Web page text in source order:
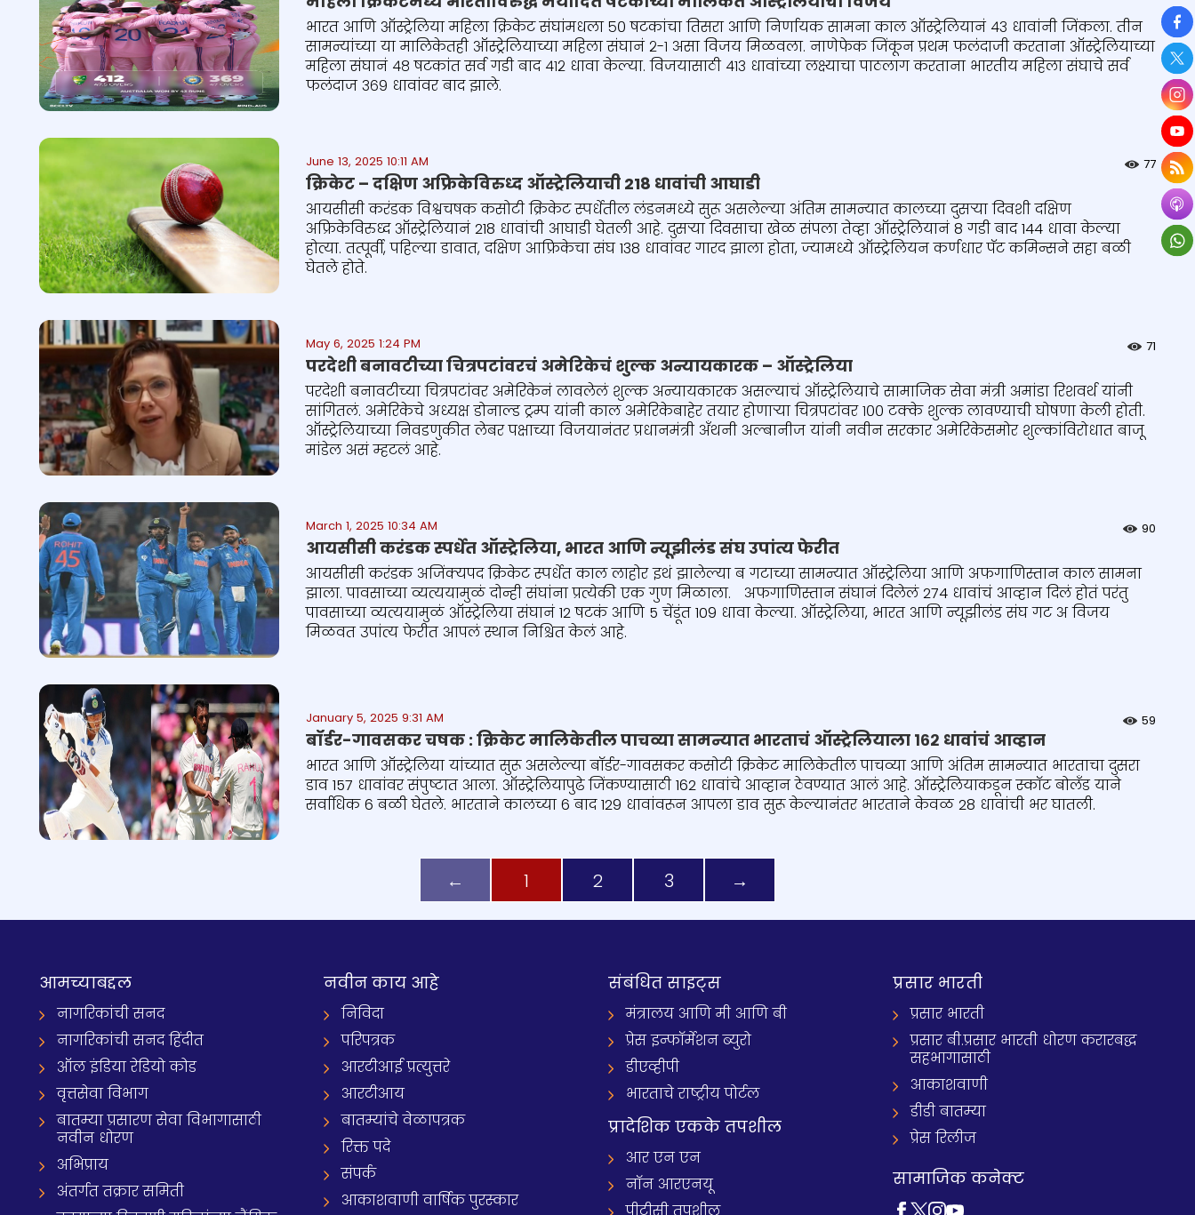
भारत आणि ऑस्ट्रेलिया महिला क्रिकेट संघांमधला ५० षटकांचा तिसरा आणि निर्णायक सामना काल ऑस्ट्रेलियानं ४३ धावांनी जिंकला. तीन
सामन्यांच्या या मालिकेतही ऑस्ट्रेलियाच्या महिला संघानं २-१ असा विजय मिळवला. नाणेफेक जिंकून प्रथम फलंदाजी करताना ऑस्ट्रेलियाच्या
महिला संघानं ४८ षटकांत सर्व गडी बाद ४१२ धावा केल्या. विजयासाठी ४१३ धावांच्या लक्ष्याचा पाठलाग करताना भारतीय महिला संघाचे सर्व
फलंदाज ३६९ धावांवर बाद झाले.
bat on green grass of cricket
pitch
June 13, 2025 10:11 AM 77
क्रिकेट – दक्षिण अफ्रिकेविरुध्द ऑस्ट्रेलियाची 218 धावांची आघाडी
आयसीसी करंडक विश्वचषक कसोटी क्रिकेट स्पर्धेतील लंडनमध्ये सुरू असलेल्या अंतिम सामन्यात कालच्या दुसऱ्या दिवशी दक्षिण
अफ्रिकेविरुध्द ऑस्ट्रेलियानं 218 धावांची आघाडी घेतली आहे. दुसऱ्या दिवसाचा खेळ संपला तेव्हा ऑस्ट्रेलियानं 8 गडी बाद 144 धावा केल्या
होत्या. तत्पूर्वी, पहिल्या डावात, दक्षिण आफ्रिकेचा संघ 138 धावांवर गारद झाला होता, ज्यामध्ये ऑस्ट्रेलियन कर्णधार पॅट कमिन्सने सहा बळी
घेतले होते.
May 6, 2025 1:24 PM 71
परदेशी बनावटीच्या चित्रपटांवरचं अमेरिकेचं शुल्क अन्यायकारक – ऑस्ट्रेलिया
परदेशी बनावटीच्या चित्रपटांवर अमेरिकेनं लावलेलं शुल्क अन्यायकारक असल्याचं ऑस्ट्रेलियाचे सामाजिक सेवा मंत्री अमांडा रिशवर्थ यांनी
सांगितलं. अमेरिकेचे अध्यक्ष डोनाल्ड ट्रम्प यांनी काल अमेरिकेबाहेर तयार होणाऱ्या चित्रपटांवर १०० टक्के शुल्क लावण्याची घोषणा केली होती.
ऑस्ट्रेलियाच्या निवडणुकीत लेबर पक्षाच्या विजयानंतर प्रधानमंत्री अँथनी अल्बानीज यांनी नवीन सरकार अमेरिकेसमोर शुल्कांविरोधात बाजू
मांडेल असं म्हटलं आहे.
March 1, 2025 10:34 AM 90
आयसीसी करंडक स्पर्धेत ऑस्ट्रेलिया, भारत आणि न्यूझीलंड संघ उपांत्य फेरीत
आयसीसी करंडक अजिंक्यपद क्रिकेट स्पर्धेत काल लाहोर इथं झालेल्या ब गटाच्या सामन्यात ऑस्ट्रेलिया आणि अफगाणिस्तान काल सामना
झाला. पावसाच्या व्यत्ययामुळं दोन्ही संघांना प्रत्येकी एक गुण मिळाला. अफगाणिस्तान संघानं दिलेलं 274 धावांचं आव्हान दिलं होतं परंतु
पावसाच्या व्यत्ययामुळं ऑस्ट्रेलिया संघानं 12 षटकं आणि 5 चेंडूंत 109 धावा केल्या. ऑस्ट्रेलिया, भारत आणि न्यूझीलंड संघ गट अ विजय
मिळवत उपांत्य फेरीत आपलं स्थान निश्चित केलं आहे.
January 5, 2025 9:31 AM 59
बॉर्डर-गावसकर चषक : क्रिकेट मालिकेतील पाचव्या सामन्यात भारताचं ऑस्ट्रेलियाला १६२ धावांचं आव्हान
भारत आणि ऑस्ट्रेलिया यांच्यात सुरू असलेल्या बॉर्डर-गावसकर कसोटी क्रिकेट मालिकेतील पाचव्या आणि अंतिम सामन्यात भारताचा दुसरा
डाव 157 धावांवर संपुष्टात आला. ऑस्ट्रेलियापुढे जिंकण्यासाठी 162 धावांचे आव्हान ठेवण्यात आलं आहे. ऑस्ट्रेलियाकडून स्कॉट बोलँड याने
सर्वाधिक 6 बळी घेतले. भारताने कालच्या 6 बाद 129 धावांवरून आपला डाव सुरू केल्यानंतर भारताने केवळ 28 धावांची भर घातली.
← 1 2 3 →
आमच्याबद्दल
नागरिकांची सनद
नागरिकांची सनद हिंदीत
ऑल इंडिया रेडियो कोड
वृत्तसेवा विभाग
बातम्या प्रसारण सेवा विभागासाठी
नवीन धोरण
अभिप्राय
अंतर्गत तक्रार समिती
नवीन काय आहे
निविदा
परिपत्रक
आरटीआई प्रत्युत्तरे
आरटीआय
बातम्यांचे वेळापत्रक
रिक्त पदे
संपर्क
आकाशवाणी वार्षिक पुरस्कार
संबंधित साइट्स
मंत्रालय आणि मी आणि बी
प्रेस इन्फॉर्मेशन ब्युरो
डीएव्हीपी
भारताचे राष्ट्रीय पोर्टल
प्रादेशिक एकके तपशील
आर एन एन
नॉन आरएनयू
प्रसार भारती
प्रसार भारती
प्रसार बी.प्रसार भारती धोरण करारबद्ध
सहभागासाठी
आकाशवाणी
डीडी बातम्या
प्रेस रिलीज
सामाजिक कनेक्ट